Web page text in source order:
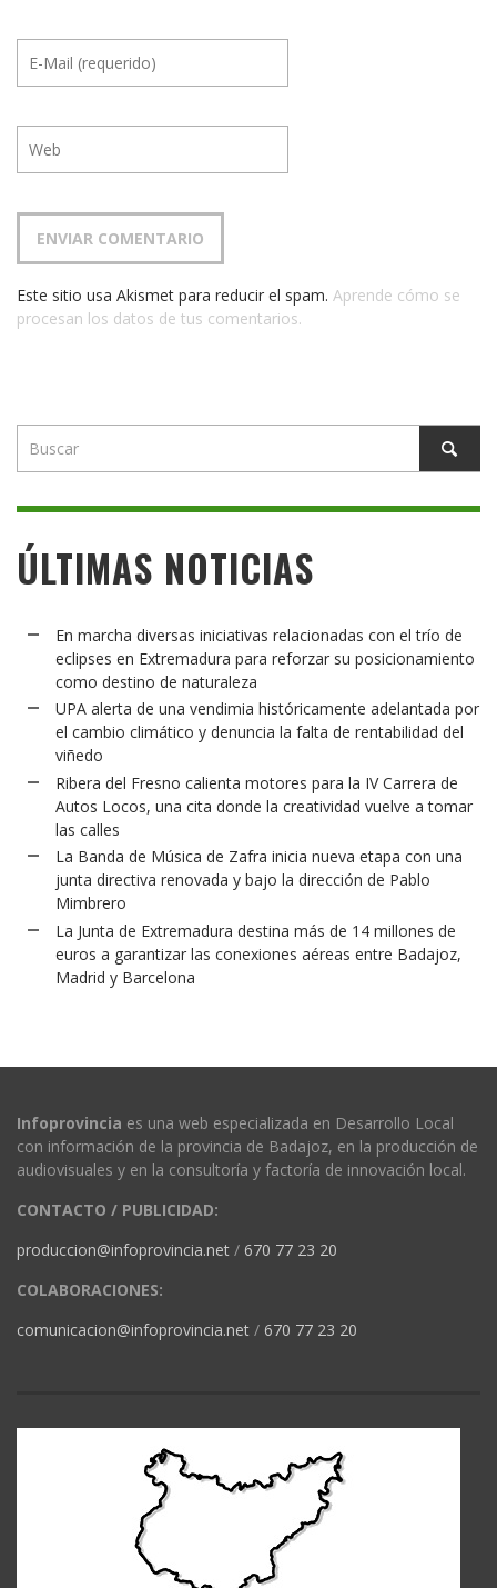
Este sitio usa Akismet para reducir el spam. Aprende cómo se
procesan los datos de tus comentarios.
ÚLTIMAS NOTICIAS
En marcha diversas iniciativas relacionadas con el trío de
eclipses en Extremadura para reforzar su posicionamiento
como destino de naturaleza
UPA alerta de una vendimia históricamente adelantada por
el cambio climático y denuncia la falta de rentabilidad del
viñedo
Ribera del Fresno calienta motores para la IV Carrera de
Autos Locos, una cita donde la creatividad vuelve a tomar
las calles
La Banda de Música de Zafra inicia nueva etapa con una
junta directiva renovada y bajo la dirección de Pablo
Mimbrero
La Junta de Extremadura destina más de 14 millones de
euros a garantizar las conexiones aéreas entre Badajoz,
Madrid y Barcelona
Infoprovincia es una web especializada en Desarrollo Local
con información de la provincia de Badajoz, en la producción de
audiovisuales y en la consultoría y factoría de innovación local.
CONTACTO / PUBLICIDAD:
produccion@infoprovincia.net / 670 77 23 20
COLABORACIONES:
comunicacion@infoprovincia.net / 670 77 23 20